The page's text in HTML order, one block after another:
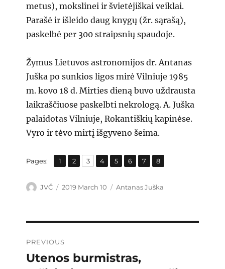
metus), mokslinei ir švietėjiškai veiklai.
Parašė ir išleido daug knygų (žr. sąrašą),
paskelbė per 300 straipsnių spaudoje.
Žymus Lietuvos astronomijos dr. Antanas
Juška po sunkios ligos mirė Vilniuje 1985
m. kovo 18 d. Mirties dieną buvo uždrausta
laikraščiuose paskelbti nekrologą. A. Juška
palaidotas Vilniuje, Rokantiškių kapinėse.
Vyro ir tėvo mirtį išgyveno šeima.
Pages: Page
1 ,
Page
2 ,
Page
3 ,
Page
4 ,Page
5 ,
Page
6 ,
Page
7 ,
Page
8
Author
JVČ
Posted
2019 March 10 Categories
Antanas Juška
navigation
PREVIOUS
Previous
Utenos burmistras,